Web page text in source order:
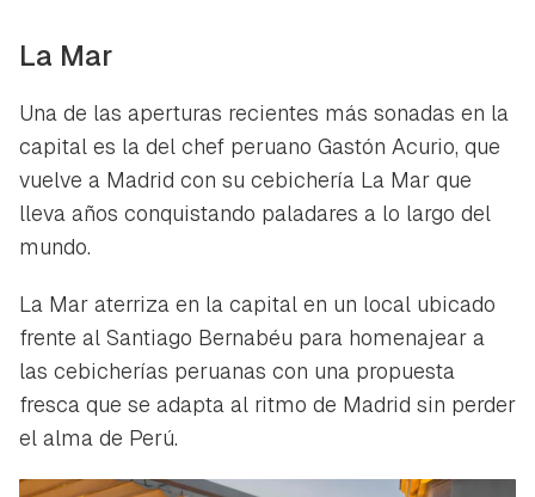
La Mar
Una de las aperturas recientes más sonadas en la
capital es la del chef peruano Gastón Acurio, que
vuelve a Madrid con su cebichería La Mar que
lleva años conquistando paladares a lo largo del
mundo.
La Mar aterriza en la capital en un local ubicado
frente al Santiago Bernabéu para homenajear a
las cebicherías peruanas con una propuesta
fresca que se adapta al ritmo de Madrid sin perder
el alma de Perú.